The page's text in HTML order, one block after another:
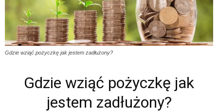
Gdzie wziąć pożyczkę jak jestem zadłużony?
Gdzie wziąć pożyczkę jak
jestem zadłużony?